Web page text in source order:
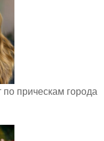
прическам города